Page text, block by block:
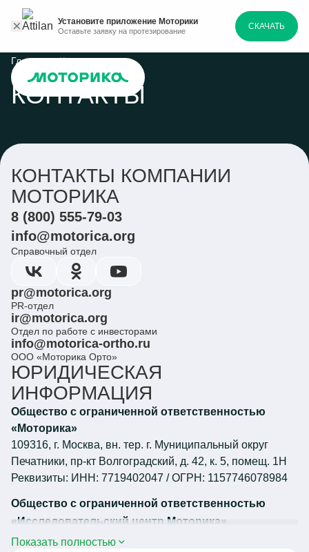
Установите приложение Моторики
Оставьте заявку на протезирование СКАЧАТЬ
Главная Контакты
КОНТАКТЫ
КОНТАКТЫ КОМПАНИИ
МОТОРИКА
8 (800) 555-79-03
info@motorica.org
Справочный отдел
pr@motorica.org
PR-отдел
ir@motorica.org
Отдел по работе с инвесторами
info@motorica-ortho.ru
ООО «Моторика Орто»
ЮРИДИЧЕСКАЯ
ИНФОРМАЦИЯ
Общество с ограниченной ответственностью
«Моторика»
109316, г. Москва, вн. тер. г. Муниципальный округ
Печатники, пр-кт Волгоградский, д. 42, к. 5, помещ. 1Н
Реквизиты: ИНН: 7719402047 / ОГРН: 1157746078984
Общество с ограниченной ответственностью
«Исследовательский центр Моторика»
121205, Российская Федерация, г. Москва, территория
Показать полностью